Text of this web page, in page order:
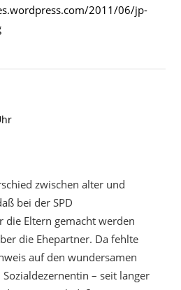
2011/06/jp-
zwischen alter und
bei der SPD
Eltern gemacht werden
die Ehepartner. Da fehlte
auf den wundersamen
– seit langer